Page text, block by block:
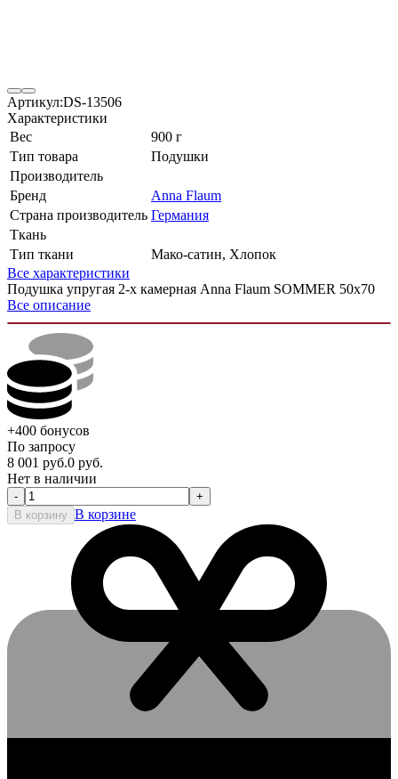
Артикул:DS-13506
Характеристики
Вес
900 г
Тип товара
Подушки
Производитель
Бренд
Anna Flaum
Страна производитель Германия
Ткань
Тип ткани
Мако-сатин, Хлопок
Все характеристики
Подушка упругая 2-х камерная Anna Flaum SOMMER 50х70
Все описание
+400 бонусов
По запросу
8 001 руб.0 руб.
Нет в наличии
-
+
В корзину В корзине